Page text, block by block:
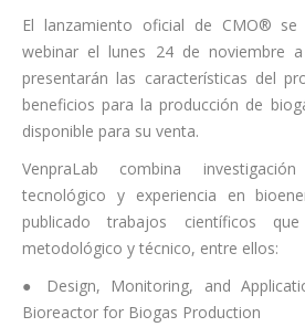
El lanzamiento oficial de CMO® se
webinar el lunes 24 de noviembre
presentarán las características del
beneficios para la producción de
disponible para su venta.
VenpraLab combina
tecnológico y experiencia en
publicado trabajos científicos
metodológico y técnico, entre ellos:
● Design, Monitoring, and
Bioreactor for Biogas Production